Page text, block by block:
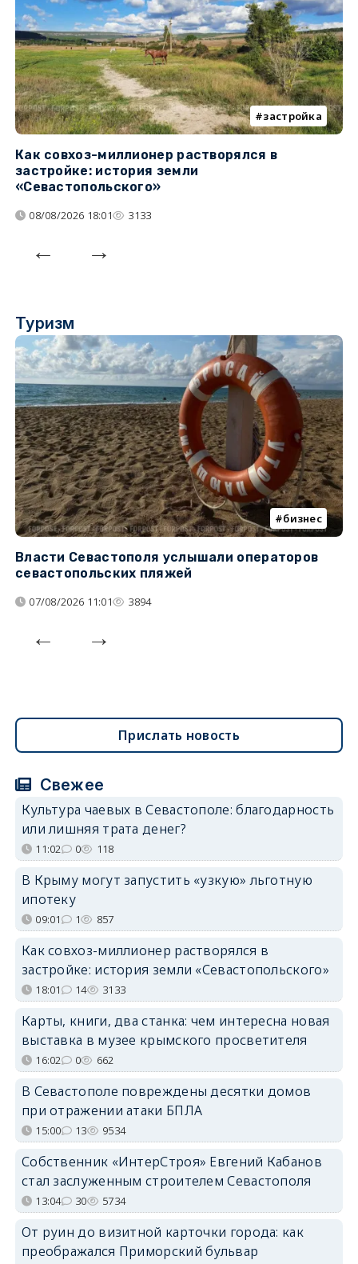
застройка
Как совхоз-миллионер растворялся в
застройке: история земли
«Севастопольского»
08/08/2026 18:01 3133
Туризм
бизнес
Власти Севастополя услышали операторов
севастопольских пляжей
07/08/2026 11:01 3894
Прислать новость
Свежее
Культура чаевых в Севастополе: благодарность
или лишняя трата денег?
11:02 0 118
В Крыму могут запустить «узкую» льготную
ипотеку
09:01 1 857
Как совхоз-миллионер растворялся в
застройке: история земли «Севастопольского»
18:01 14 3133
Карты, книги, два станка: чем интересна новая
выставка в музее крымского просветителя
16:02 0 662
В Севастополе повреждены десятки домов
при отражении атаки БПЛА
15:00 13 9534
Собственник «ИнтерСтроя» Евгений Кабанов
стал заслуженным строителем Севастополя
13:04 30 5734
От руин до визитной карточки города: как
преображался Приморский бульвар